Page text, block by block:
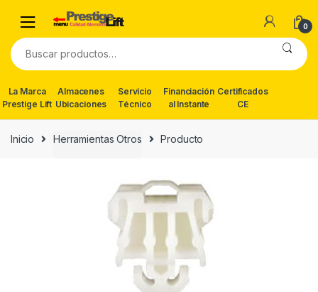
navigation
content
0
Buscar
por:
La Marca
Prestige Lift
Almacenes
Ubicaciones
Servicio
Técnico
Financiación
al Instante
Certificados
CE
Inicio Herramientas Otros Producto